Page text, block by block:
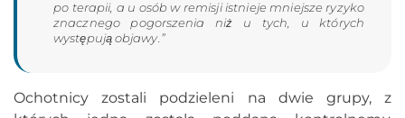
po terapii, a u osób w remisji istnieje mniejsze ryzyko
znacznego pogorszenia niż u tych, u których
występują objawy.”
Ochotnicy zostali podzieleni na dwie grupy, z